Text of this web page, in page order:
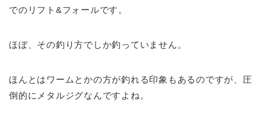
でのリフト&フォールです。
ほぼ、その釣り方でしか釣っていません。
ほんとはワームとかの方が釣れる印象もあるのですが、圧
倒的にメタルジグなんですよね。